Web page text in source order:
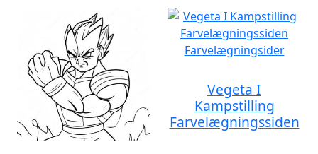
Vegeta I
Kampstilling
Farvelægningssiden